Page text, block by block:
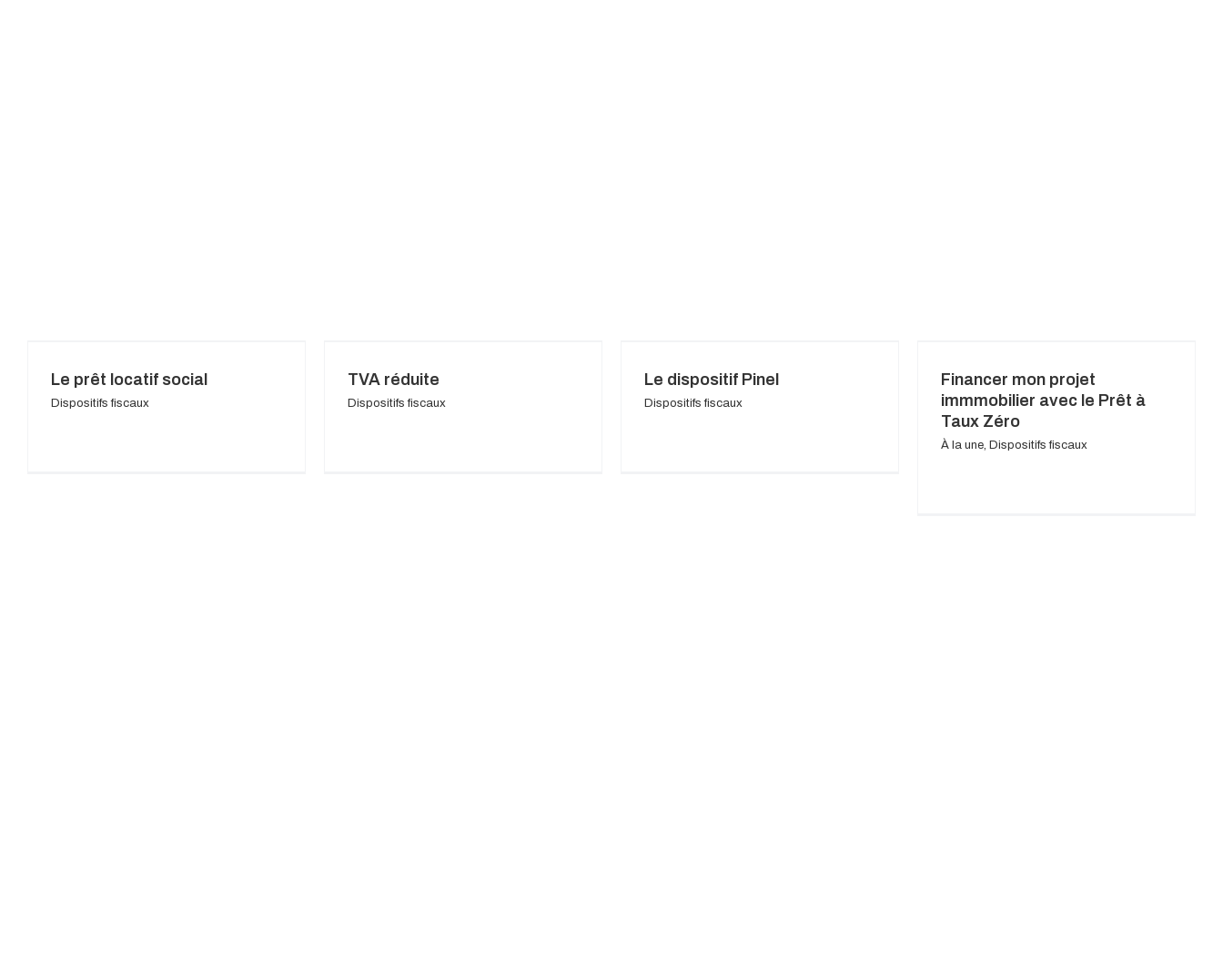
Le prêt locatif social
Dispositifs fiscaux
TVA réduite
Dispositifs fiscaux
Le dispositif Pinel
Dispositifs fiscaux
Financer mon projet
immmobilier avec le Prêt à
Taux Zéro
À la une, Dispositifs fiscaux